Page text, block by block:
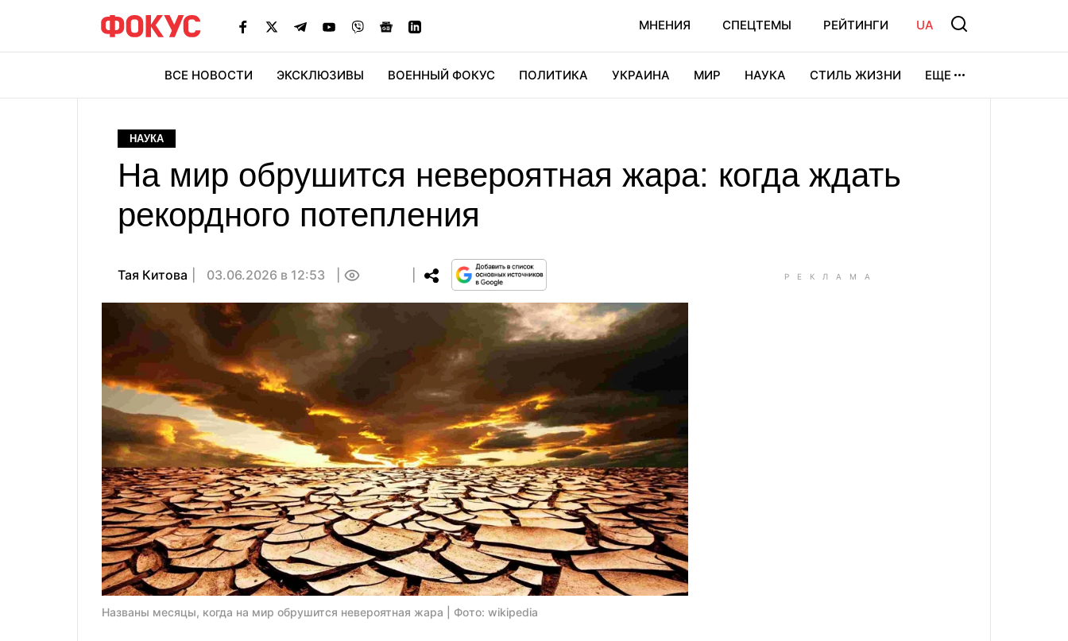
МНЕНИЯ СПЕЦТЕМЫ РЕЙТИНГИ UA
ВСЕ НОВОСТИ ЭКСКЛЮЗИВЫ ВОЕННЫЙ ФОКУС ПОЛИТИКА УКРАИНА МИР НАУКА СТИЛЬ ЖИЗНИ ЕЩЕ
НАУКА
На мир обрушится невероятная жара: когда ждать
рекордного потепления
Тая Китова 03.06.2026 в 12:53
Названы месяцы, когда на мир обрушится невероятная жара | Фото: wikipedia